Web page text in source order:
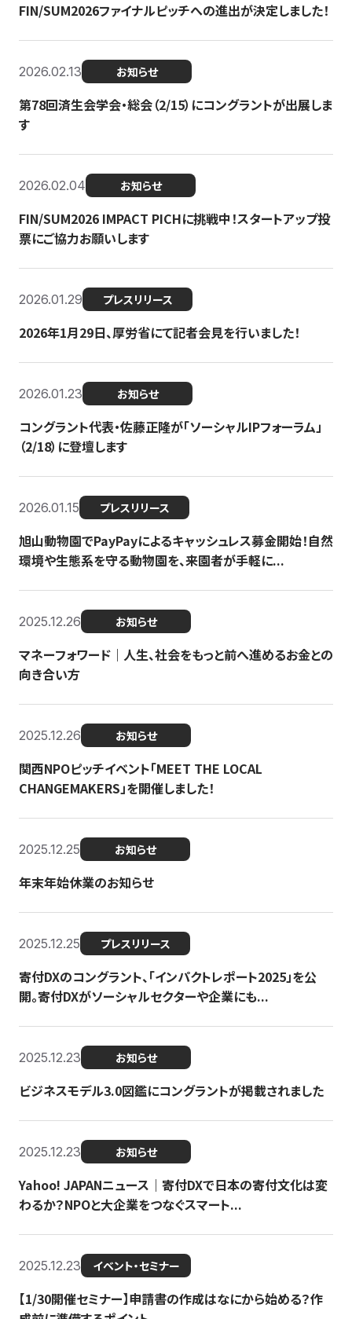
FIN/SUM2026ファイナルピッチへの進出が決定しました！
2026.02.13 お知らせ
第78回済生会学会・総会（2/15）にコングラントが出展しま
す
2026.02.04 お知らせ
FIN/SUM2026 IMPACT PICHに挑戦中！スタートアップ投
票にご協力お願いします
2026.01.29 プレスリリース
2026年1月29日、厚労省にて記者会見を行いました！
2026.01.23 お知らせ
コングラント代表・佐藤正隆が「ソーシャルIPフォーラム」
（2/18）に登壇します
2026.01.15 プレスリリース
旭山動物園でPayPayによるキャッシュレス募金開始！自然
環境や生態系を守る動物園を、来園者が手軽に...
2025.12.26 お知らせ
マネーフォワード｜人生、社会をもっと前へ進めるお金との
向き合い方
2025.12.26 お知らせ
関西NPOピッチイベント「MEET THE LOCAL
CHANGEMAKERS」を開催しました！
2025.12.25 お知らせ
年末年始休業のお知らせ
2025.12.25 プレスリリース
寄付DXのコングラント、「インパクトレポート2025」を公
開。寄付DXがソーシャルセクターや企業にも...
2025.12.23 お知らせ
ビジネスモデル3.0図鑑にコングラントが掲載されました
2025.12.23 お知らせ
Yahoo! JAPANニュース｜寄付DXで日本の寄付文化は変
わるか？NPOと大企業をつなぐスマート...
2025.12.23 イベント・セミナー
【1/30開催セミナー】申請書の作成はなにから始める？作